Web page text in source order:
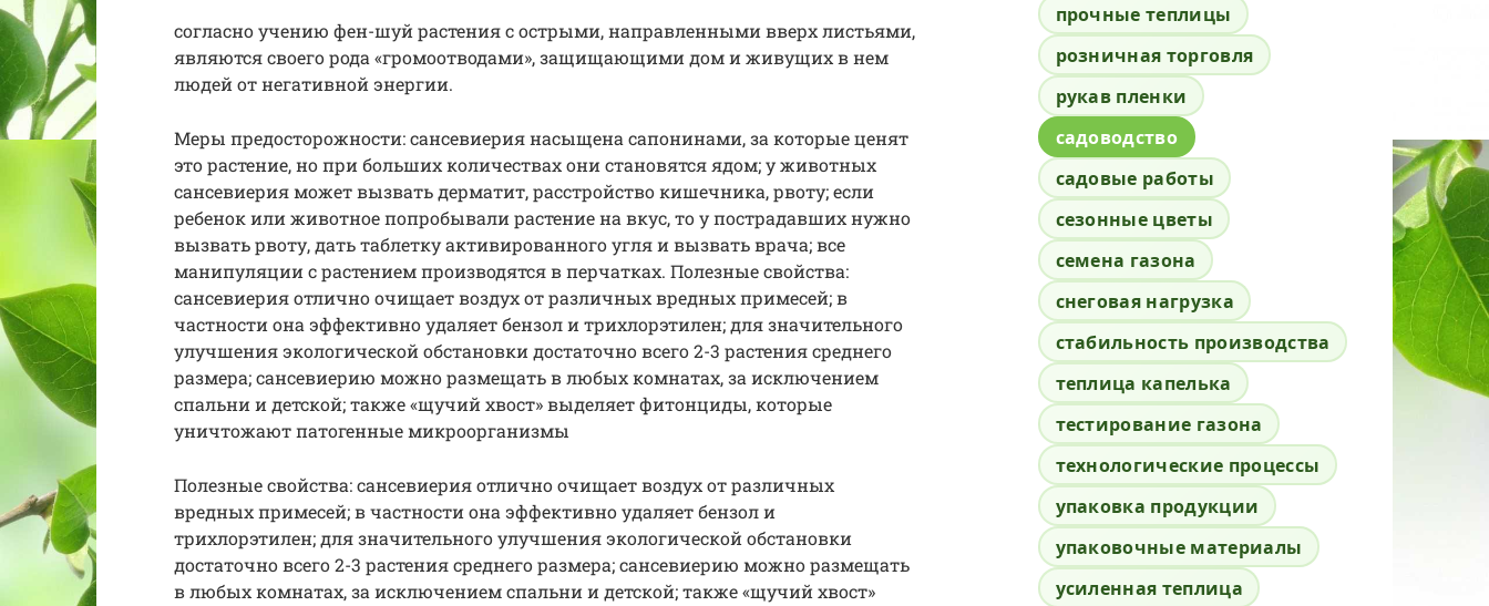
согласно учению фен-шуй растения с острыми, направленными вверх листьями,
являются своего рода «громоотводами», защищающими дом и живущих в нем
людей от негативной энергии.
Меры предосторожности: сансевиерия насыщена сапонинами, за которые ценят
это растение, но при больших количествах они становятся ядом; у животных
сансевиерия может вызвать дерматит, расстройство кишечника, рвоту; если
ребенок или животное попробывали растение на вкус, то у пострадавших нужно
вызвать рвоту, дать таблетку активированного угля и вызвать врача; все
манипуляции с растением производятся в перчатках. Полезные свойства:
сансевиерия отлично очищает воздух от различных вредных примесей; в
частности она эффективно удаляет бензол и трихлорэтилен; для значительного
улучшения экологической обстановки достаточно всего 2-3 растения среднего
размера; сансевиерию можно размещать в любых комнатах, за исключением
спальни и детской; также «щучий хвост» выделяет фитонциды, которые
уничтожают патогенные микроорганизмы
Полезные свойства: сансевиерия отлично очищает воздух от различных
вредных примесей; в частности она эффективно удаляет бензол и
трихлорэтилен; для значительного улучшения экологической обстановки
достаточно всего 2-3 растения среднего размера; сансевиерию можно размещать
в любых комнатах, за исключением спальни и детской; также «щучий хвост»
прочные теплицы
розничная торговля
рукав пленки
садоводство
садовые работы
сезонные цветы
семена газона
снеговая нагрузка
стабильность производства
теплица капелька
тестирование газона
технологические процессы
упаковка продукции
упаковочные материалы
усиленная теплица